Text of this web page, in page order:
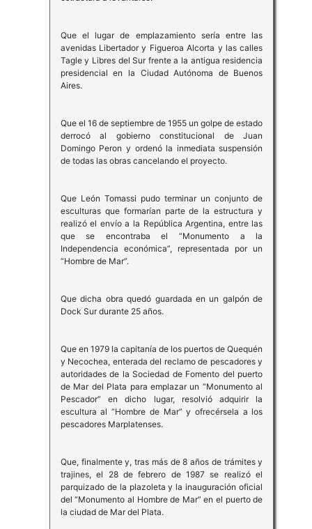
Que el lugar de emplazamiento sería entre las
avenidas Libertador y Figueroa Alcorta y las calles
Tagle y Libres del Sur frente a la antigua residencia
presidencial en la Ciudad Autónoma de Buenos
Aires.
Que el 16 de septiembre de 1955 un golpe de estado
derrocó al gobierno constitucional de Juan
Domingo Peron y ordenó la inmediata suspensión
de todas las obras cancelando el proyecto.
Que León Tomassi pudo terminar un conjunto de
esculturas que formarían parte de la estructura y
realizó el envío a la República Argentina, entre las
que se encontraba el “Monumento a la
Independencia económica”, representada por un
“Hombre de Mar”.
Que dicha obra quedó guardada en un galpón de
Dock Sur durante 25 años.
Que en 1979 la capitanía de los puertos de Quequén
y Necochea, enterada del reclamo de pescadores y
autoridades de la Sociedad de Fomento del puerto
de Mar del Plata para emplazar un “Monumento al
Pescador” en dicho lugar, resolvió adquirir la
escultura al “Hombre de Mar” y ofrecérsela a los
pescadores Marplatenses.
Que, finalmente y, tras más de 8 años de trámites y
trajines, el 28 de febrero de 1987 se realizó el
parquizado de la plazoleta y la inauguración oficial
del “Monumento al Hombre de Mar” en el puerto de
la ciudad de Mar del Plata.